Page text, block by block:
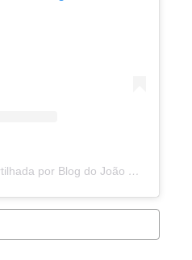
Uma publicação compartilhada por Blog do João Marcolino (@joaomarcolinoneto)